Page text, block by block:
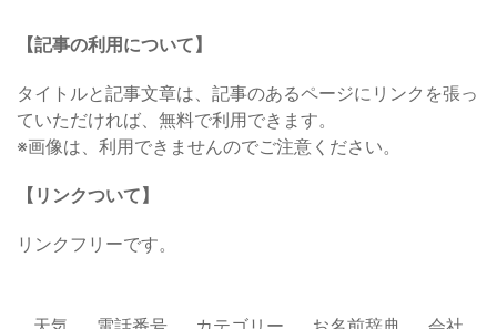
【記事の利用について】
タイトルと記事文章は、記事のあるページにリンクを張っ
ていただければ、無料で利用できます。
※画像は、利用できませんのでご注意ください。
【リンクついて】
リンクフリーです。